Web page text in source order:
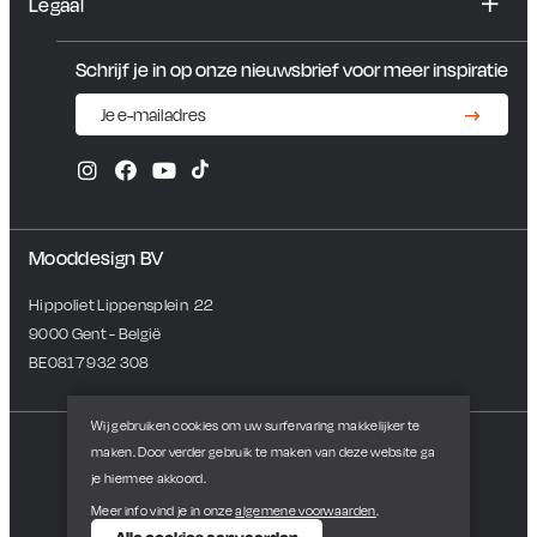
Legaal
Schrijf je in op onze nieuwsbrief voor meer inspiratie
Mooddesign BV
Hippoliet Lippensplein  22
9000 Gent - België
BE0817 932 308
Veilig betalen met
Wij gebruiken cookies om uw surfervaring makkelijker te
maken. Door verder gebruik te maken van deze website ga
je hiermee akkoord.
Meer info vind je in onzealgemene voorwaarden.